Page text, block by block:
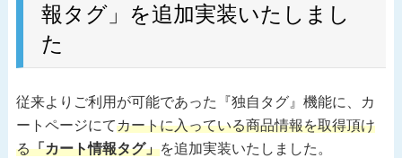
報タグ」を追加実装いたしまし
た
従来よりご利用が可能であった『独自タグ』機能に、カ
ートページにてカートに入っている商品情報を取得頂け
る「カート情報タグ」を追加実装いたしました。